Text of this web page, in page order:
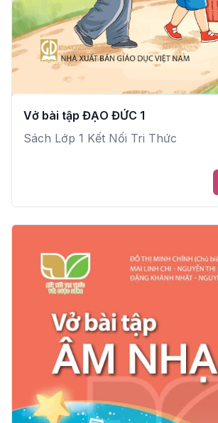
Vở bài tập ĐẠO ĐỨC 1
Sách Lớp 1 Kết Nối Tri Thức